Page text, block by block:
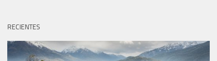
RECIENTES